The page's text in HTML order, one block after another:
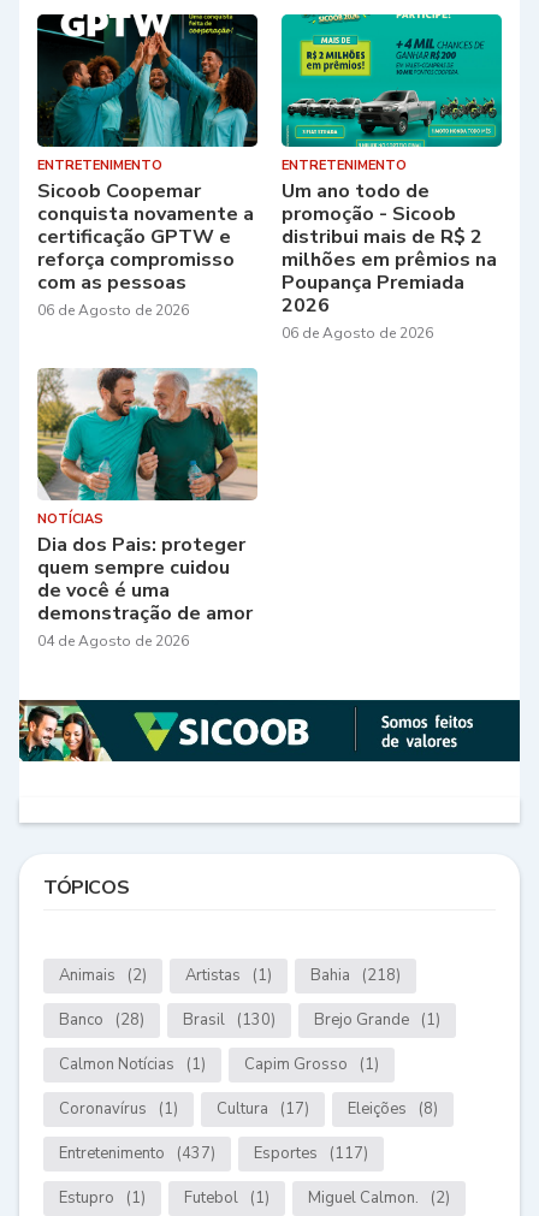
ENTRETENIMENTO
Sicoob Coopemar
conquista novamente a
certificação GPTW e
reforça compromisso
com as pessoas
06 de Agosto de 2026
ENTRETENIMENTO
Um ano todo de
promoção - Sicoob
distribui mais de R$ 2
milhões em prêmios na
Poupança Premiada
2026
06 de Agosto de 2026
NOTÍCIAS
Dia dos Pais: proteger
quem sempre cuidou
de você é uma
demonstração de amor
04 de Agosto de 2026
TÓPICOS
Animais (2) Artistas (1) Bahia (218)
Banco (28) Brasil (130) Brejo Grande (1)
Calmon Notícias (1) Capim Grosso (1)
Coronavírus (1) Cultura (17) Eleições (8)
Entretenimento (437) Esportes (117)
Estupro (1) Futebol (1) Miguel Calmon. (2)